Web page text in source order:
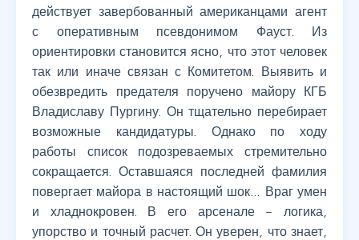
действует завербованный американцами агент
с оперативным псевдонимом Фауст. Из
ориентировки становится ясно, что этот человек
так или иначе связан с Комитетом. Выявить и
обезвредить предателя поручено майору КГБ
Владиславу Пургину. Он тщательно перебирает
возможные кандидатуры. Однако по ходу
работы список подозреваемых стремительно
сокращается. Оставшаяся последней фамилия
повергает майора в настоящий шок… Враг умен
и хладнокровен. В его арсенале – логика,
упорство и точный расчет. Он уверен, что знает,